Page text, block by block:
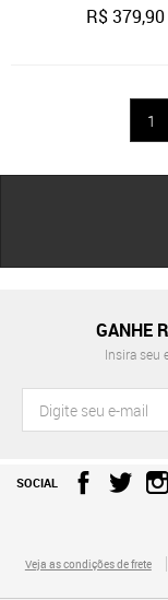
R$379,90
1
GANHE
Insira seu
SOCIAL
Veja as condições de frete